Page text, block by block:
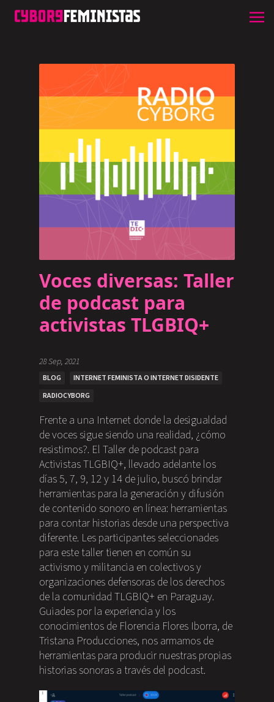
Voces diversas: Taller
de podcast para
activistas TLGBIQ+
28 Sep, 2021
BLOG
INTERNET FEMINISTA O INTERNET DISIDENTE
RADIOCYBORG
Frente a una Internet donde la desigualdad
de voces sigue siendo una realidad, ¿cómo
resistimos?. El Taller de podcast para
Activistas TLGBIQ+, llevado adelante los
días 5, 7, 9, 12 y 14 de julio, buscó brindar
herramientas para la generación y difusión
de contenido sonoro en línea: herramientas
para contar historias desde una perspectiva
diferente. Les participantes seleccionades
para este taller tienen en común su
activismo y militancia en colectivos y
organizaciones defensoras de los derechos
de la comunidad TLGBIQ+ en Paraguay.
Guiades por la experiencia y los
conocimientos de Florencia Flores Iborra, de
Tristana Producciones, nos armamos de
herramientas para producir nuestras propias
historias sonoras a través del podcast.